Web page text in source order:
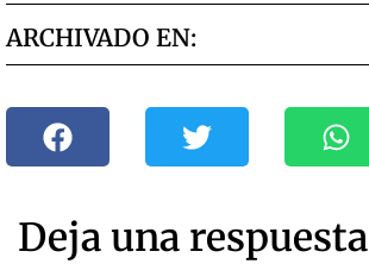
ARCHIVADO EN:
Deja una respuesta